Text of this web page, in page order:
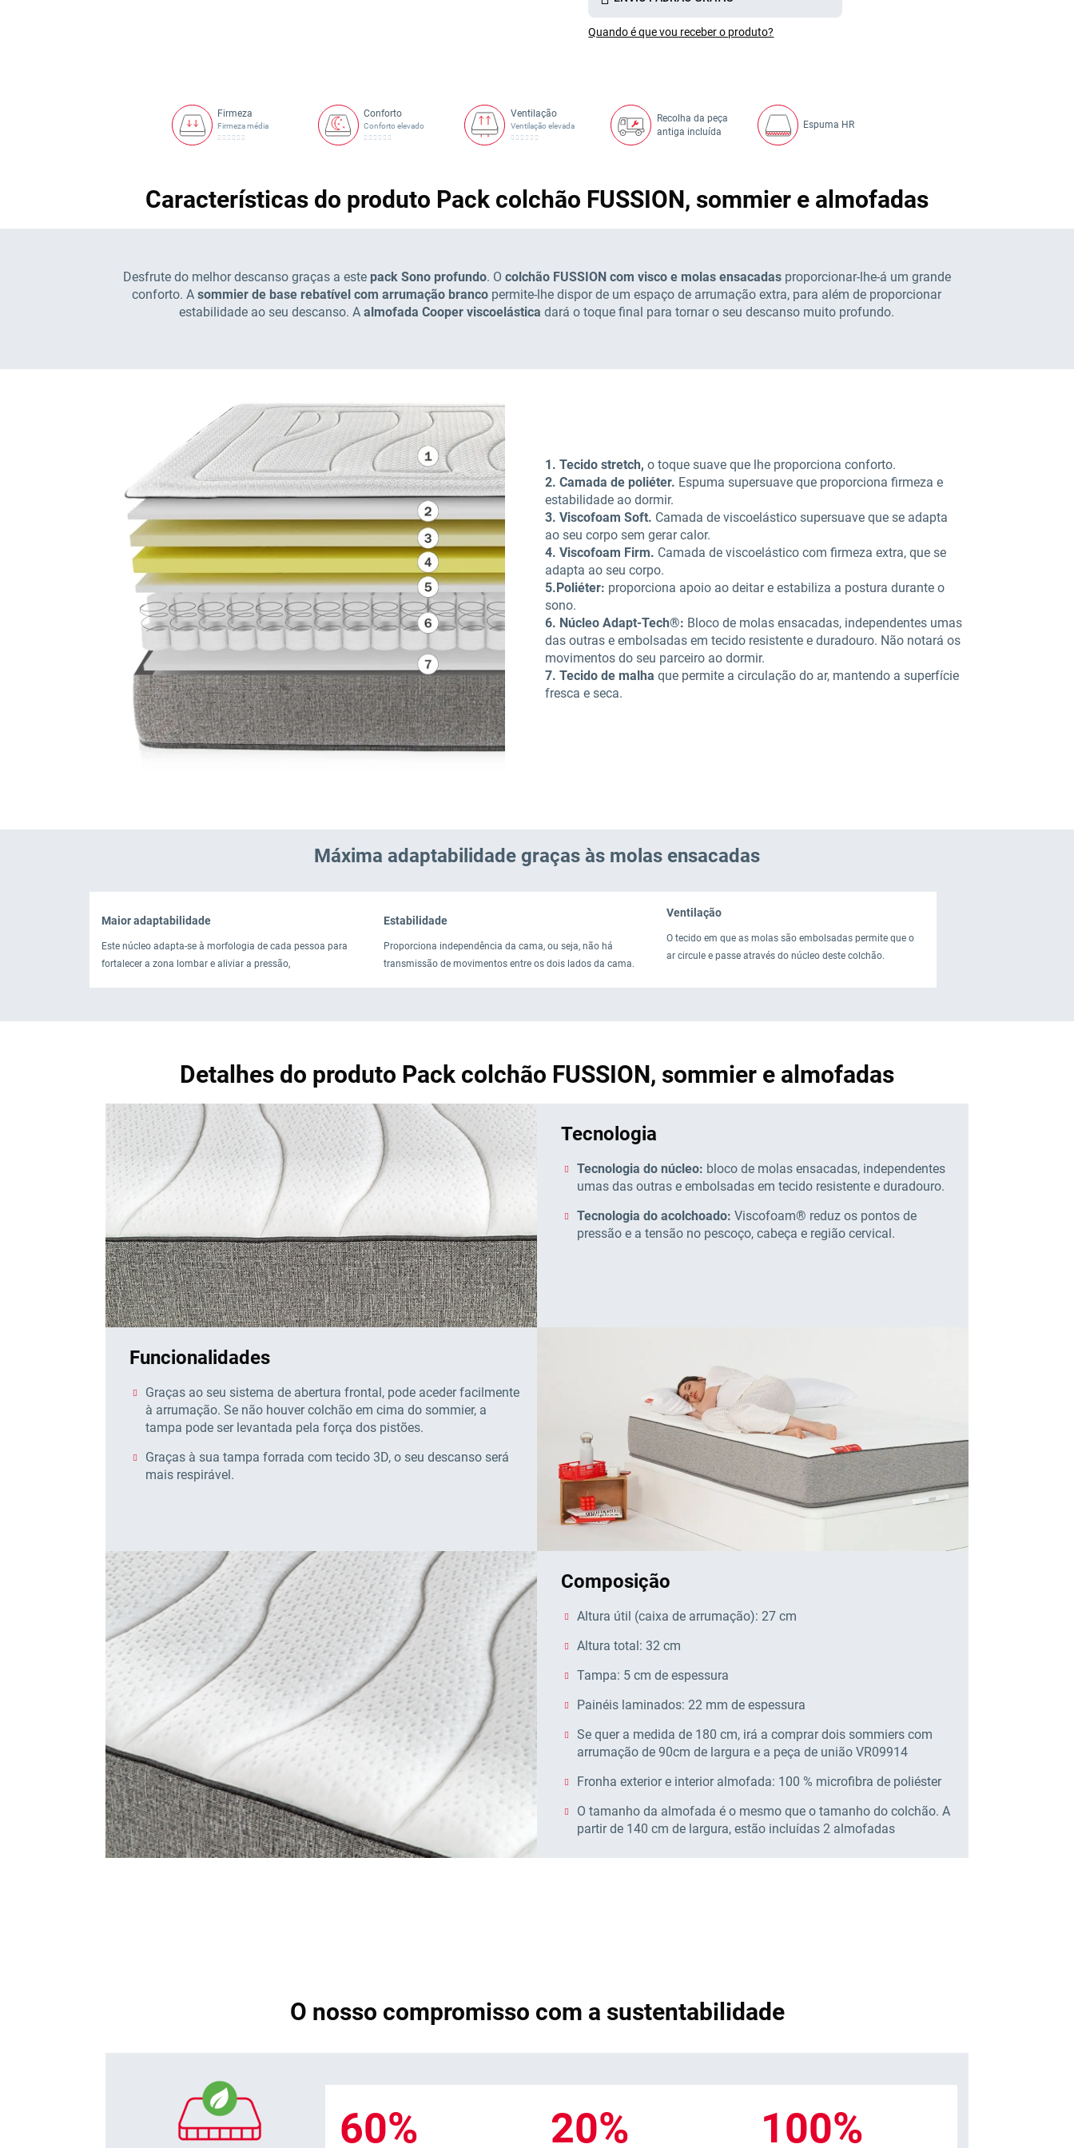
Quando é que vou receber o produto?
Firmeza
Firmeza média
Conforto
Conforto elevado
Ventilação
Ventilação elevada
Recolha da peça
antiga incluída
Espuma HR
Características do produto Pack colchão FUSSION, sommier e almofadas
Desfrute do melhor descanso graças a estepack Sono profundo. O colchão FUSSION com visco e molas ensacadas proporcionar-lhe-á um grande
conforto. Asommier de base rebatível com arrumação branco permite-lhe dispor de um espaço de arrumação extra, para além de proporcionar
estabilidade ao seu descanso. A almofada Cooper viscoelástica dará o toque final para tornar o seu descanso muito profundo.
1. Tecido stretch, o toque suave que lhe proporciona conforto.
2. Camada de poliéter. Espuma supersuave que proporciona firmeza e
estabilidade ao dormir.
3. Viscofoam Soft. Camada de viscoelástico supersuave que se adapta
ao seu corpo sem gerar calor.
4. Viscofoam Firm. Camada de viscoelástico com firmeza extra, que se
adapta ao seu corpo.
5.Poliéter: proporciona apoio ao deitar e estabiliza a postura durante o
sono.
6. Núcleo Adapt-Tech®: Bloco de molas ensacadas, independentes umas
das outras e embolsadas em tecido resistente e duradouro. Não notará os
movimentos do seu parceiro ao dormir.
7. Tecido de malha que permite a circulação do ar, mantendo a superfície
fresca e seca.
Máxima adaptabilidade graças às molas ensacadas
Maior adaptabilidade
Este núcleo adapta-se à morfologia de cada pessoa para
fortalecer a zona lombar e aliviar a pressão,
Estabilidade
Proporciona independência da cama, ou seja, não há
transmissão de movimentos entre os dois lados da cama.
Ventilação
O tecido em que as molas são embolsadas permite que o
ar circule e passe através do núcleo deste colchão.
Detalhes do produto Pack colchão FUSSION, sommier e almofadas
Tecnologia
Tecnologia do núcleo: bloco de molas ensacadas, independentes
umas das outras e embolsadas em tecido resistente e duradouro.
Tecnologia do acolchoado: Viscofoam® reduz os pontos de
pressão e a tensão no pescoço, cabeça e região cervical.
Funcionalidades
Graças ao seu sistema de abertura frontal, pode aceder facilmente
à arrumação. Se não houver colchão em cima do sommier, a
tampa pode ser levantada pela força dos pistões.
Graças à sua tampa forrada com tecido 3D, o seu descanso será
mais respirável.
Composição
Altura útil (caixa de arrumação): 27 cm
Altura total: 32 cm
Tampa: 5 cm de espessura
Painéis laminados: 22 mm de espessura
Se quer a medida de 180 cm, irá a comprar dois sommiers com
arrumação de 90cm de largura e a peça de união VR09914
Fronha exterior e interior almofada: 100 % microfibra de poliéster
O tamanho da almofada é o mesmo que o tamanho do colchão. A
partir de 140 cm de largura, estão incluídas 2 almofadas
O nosso compromisso com a sustentabilidade
60% 20% 100%